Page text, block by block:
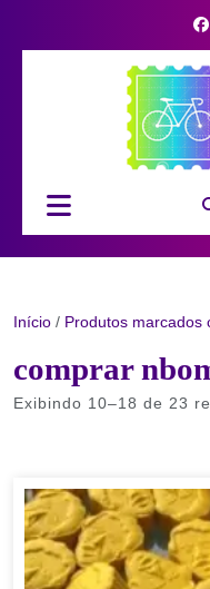
Button
Início / Produtos marcados
comprar
Exibindo 10–18 de 23